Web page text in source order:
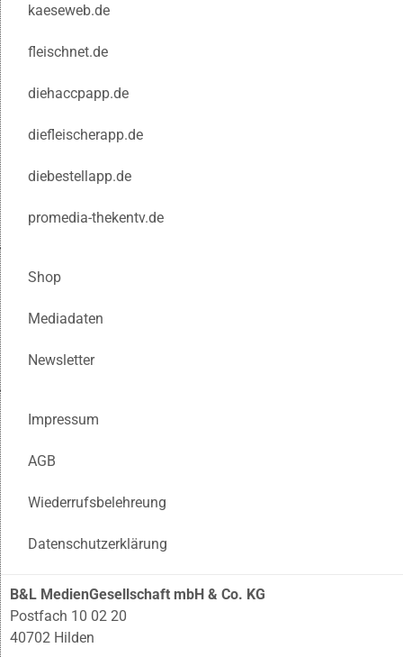
kaeseweb.de
fleischnet.de
diehaccpapp.de
diefleischerapp.de
diebestellapp.de
promedia-thekentv.de
Shop
Mediadaten
Newsletter
Impressum
AGB
Wiederrufsbelehreung
Datenschutzerklärung
B&L MedienGesellschaft mbH & Co. KG
Postfach 10 02 20
40702 Hilden